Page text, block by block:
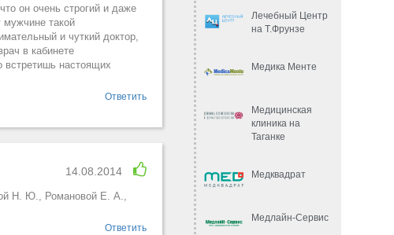
он очень строгий и даже
мужчине такой
и чуткий доктор,
в кабинете
настоящих
Ответить
14.08.2014
Н. Ю., Романовой Е. А.,
Ответить
Лечебный Центр
на Т.Фрунзе
Медика Менте
Медицинская
клиника на
Таганке
Медквадрат
Медлайн-Сервис